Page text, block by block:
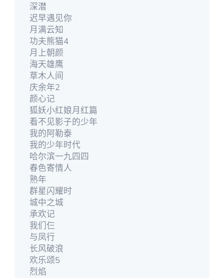
深潜
迟早遇见你
月满云知
功夫熊猫4
月上朝颜
海天雄鹰
草木人间
庆余年2
颜心记
狐妖小红娘月红篇
看不见影子的少年
我的阿勒泰
我的少年时代
哈尔滨一九四四
春色寄情人
熟年
群星闪耀时
城中之城
承欢记
我们仨
与凤行
长风破浪
欢乐颂5
烈焰